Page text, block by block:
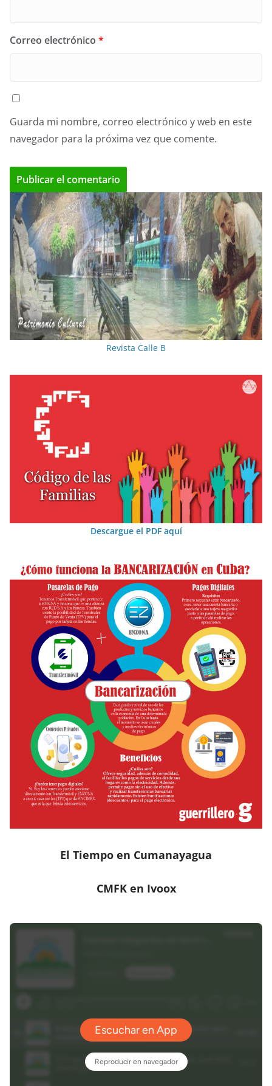
Correo electrónico *
Guarda mi nombre, correo electrónico y web en este
navegador para la próxima vez que comente.
Revista Calle B
Descargue el PDF aquí
El Tiempo en Cumanayagua
CMFK en Ivoox